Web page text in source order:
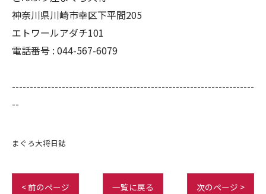
神奈川県川崎市幸区下平間205
エトワールアダチ101
電話番号 : 044-567-6079
--------------------------------------------------------------------
--
まぐろ大将日誌
< 前のページ 一覧に戻る 次のページ >